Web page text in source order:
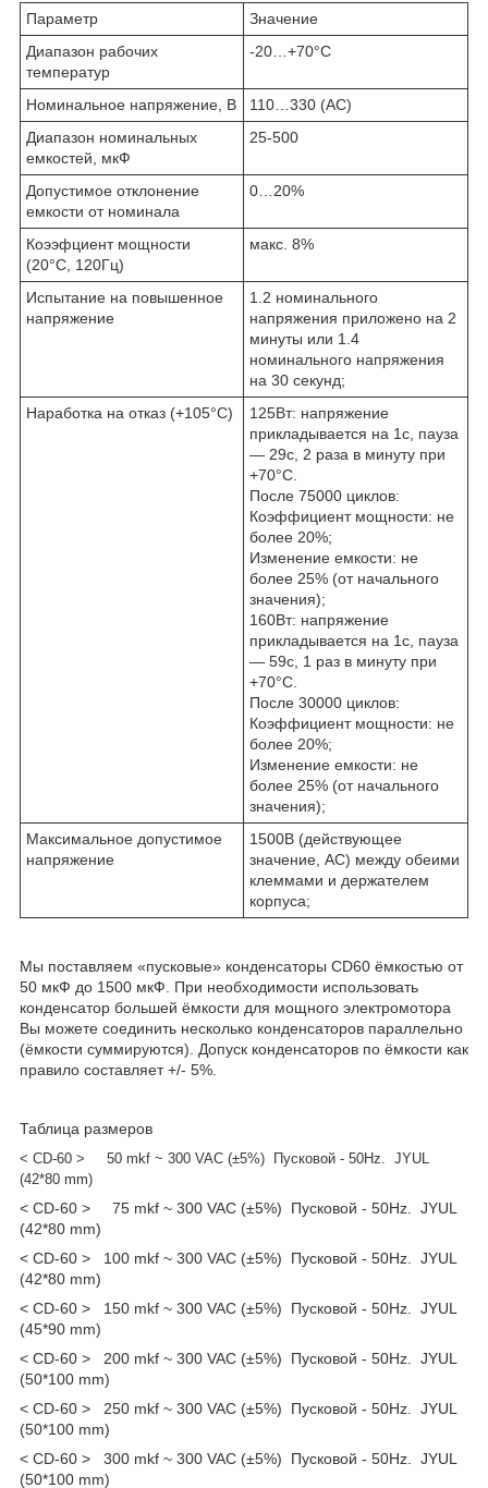
Параметр
Значение
Диапазон рабочих
температур
-20…+70°C
Номинальное напряжение, В
110…330 (AC)
Диапазон номинальных
емкостей, мкФ
25-500
Допустимое отклонение
емкости от номинала
0…20%
Коээфциент мощности
(20°C, 120Гц)
макс. 8%
Испытание на повышенное
напряжение
1.2 номинального
напряжения приложено на 2
минуты или 1.4
номинального напряжения
на 30 секунд;
Наработка на отказ (+105°C)
125Вт: напряжение
прикладывается на 1с, пауза
— 29с, 2 раза в минуту при
+70°C.
После 75000 циклов:
Коэффициент мощности: не
более 20%;
Изменение емкости: не
более 25% (от начального
значения);
160Вт: напряжение
прикладывается на 1с, пауза
— 59с, 1 раз в минуту при
+70°C.
После 30000 циклов:
Коэффициент мощности: не
более 20%;
Изменение емкости: не
более 25% (от начального
значения);
Максимальное допустимое
напряжение
1500В (действующее
значение, AC) между обеими
клеммами и держателем
корпуса;
Мы поставляем «пусковые» конденсаторы CD60 ёмкостью от
50 мкФ до 1500 мкФ. При необходимости использовать
конденсатор бoльшей ёмкости для мощного электромотора
Вы можете соединить несколько конденсаторов параллельно
(ёмкости суммируются). Допуск конденсаторов по ёмкости как
правило составляет +/- 5%.
Таблица размеров
< CD-60 > 50 mkf ~ 300 VAC (±5%) Пусковой - 50Hz. JYUL
(42*80 mm)
< CD-60 > 75 mkf ~ 300 VAC (±5%) Пусковой - 50Hz. JYUL
(42*80 mm)
< CD-60 > 100 mkf ~ 300 VAC (±5%) Пусковой - 50Hz. JYUL
(42*80 mm)
< CD-60 > 150 mkf ~ 300 VAC (±5%) Пусковой - 50Hz. JYUL
(45*90 mm)
< CD-60 > 200 mkf ~ 300 VAC (±5%) Пусковой - 50Hz. JYUL
(50*100 mm)
< CD-60 > 250 mkf ~ 300 VAC (±5%) Пусковой - 50Hz. JYUL
(50*100 mm)
< CD-60 > 300 mkf ~ 300 VAC (±5%) Пусковой - 50Hz. JYUL
(50*100 mm)